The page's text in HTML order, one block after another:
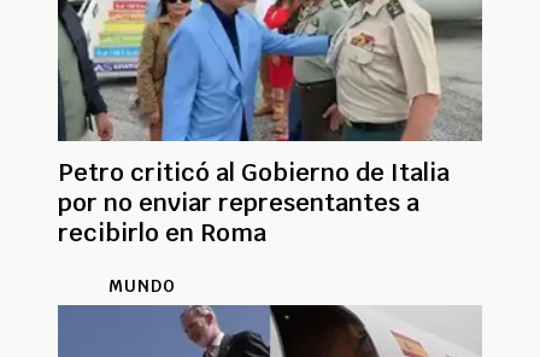
Petro criticó al Gobierno de Italia
por no enviar representantes a
recibirlo en Roma
MUNDO